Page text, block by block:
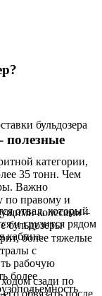
бульдозера
категории,
35 тонн. Чем
Важно
по правому и
колесами –
бульдозеры
более тяжелые
с
рабочую
более
полезные
отвал, который
и грузится рядом
кабина.
ходом сзади по